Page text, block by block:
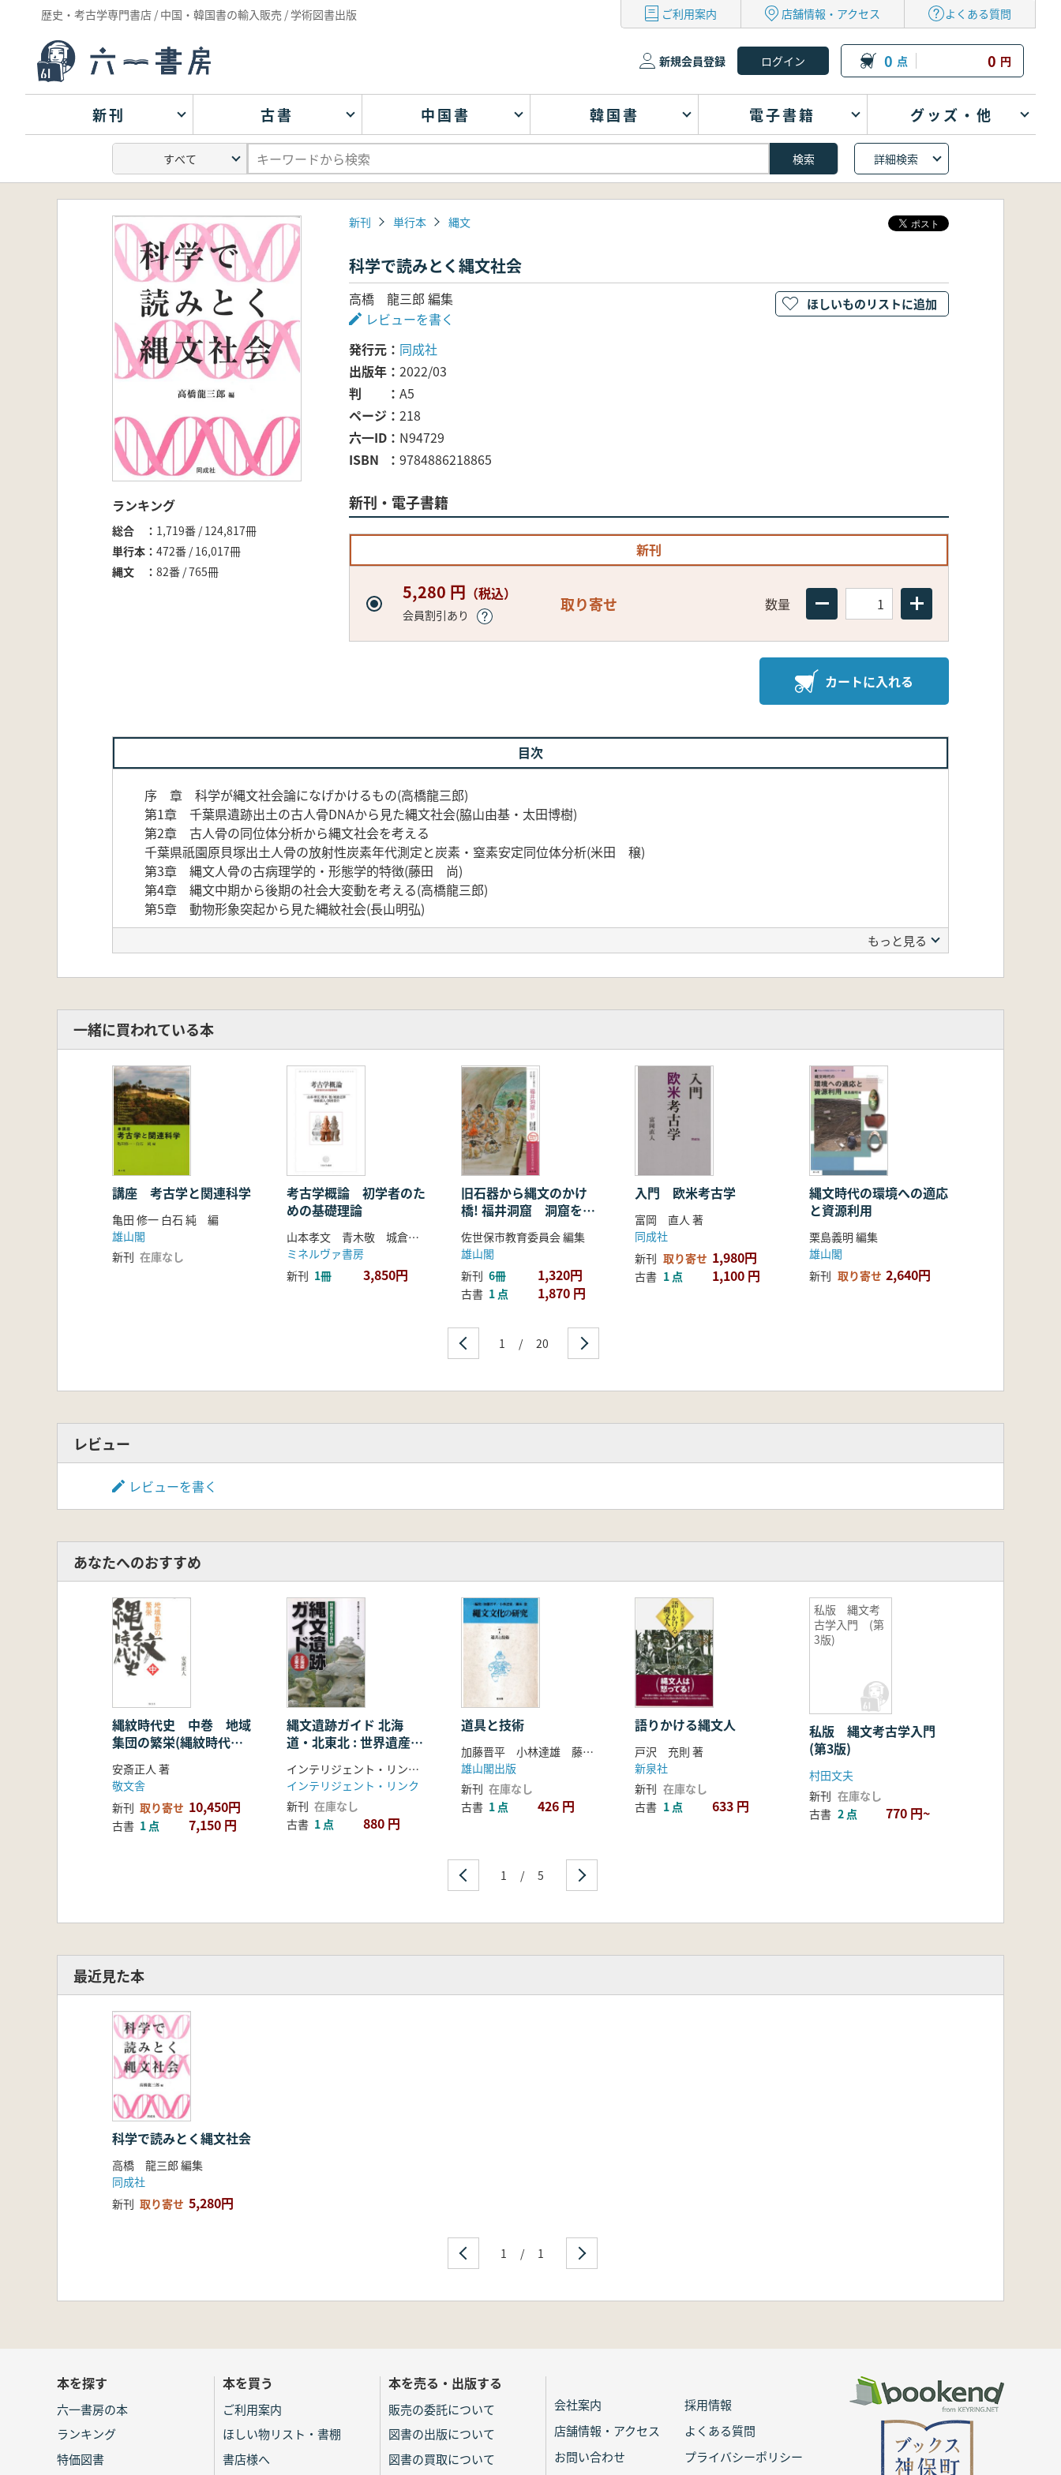
歴史・考古学専門書店 / 中国・韓国書の輸入販売 / 学術図書出版 ご利用案内 店舗情報・アクセス よくある質問
新規会員登録 0 点 0 円
新刊 古書 中国書 韓国書 電子書籍 グッズ・他
詳細検索
ランキング
総合
1,719番 / 124,817冊
単行本
472番 / 16,017冊
縄文
82番 / 765冊
新刊 単行本 縄文
科学で読みとく縄文社会
高橋 龍三郎 編集
レビューを書く
発行元
同成社
出版年
2022/03
判
A5
ページ
218
六一ID
N94729
ISBN
9784886218865
新刊・電子書籍
新刊
5,280 円 （税込）
会員割引あり
取り寄せ 数量
カートに入れる
ほしいものリストに追加
目次
序 章 科学が縄文社会論になげかけるもの(高橋龍三郎)
第1章 千葉県遺跡出土の古人骨DNAから見た縄文社会(脇山由基・太田博樹)
第2章 古人骨の同位体分析から縄文社会を考える
千葉県祇園原貝塚出土人骨の放射性炭素年代測定と炭素・窒素安定同位体分析(米田 穣)
第3章 縄文人骨の古病理学的・形態学的特徴(藤田 尚)
第4章 縄文中期から後期の社会大変動を考える(高橋龍三郎)
第5章 動物形象突起から見た縄紋社会(長山明弘)
もっと見る
一緒に買われている本
講座 考古学と関連科学
亀田 修一 白石 純 編
雄山閣
新刊 在庫なし
考古学概論 初学者のた
めの基礎理論
山本孝文 青木敬 城倉正祥 寺前直人 浜田晋介 著
ミネルヴァ書房
新刊 1冊 3,850円
旧石器から縄文のかけ
橋! 福井洞窟 洞窟を利
用し続けた大昔の人々
佐世保市教育委員会 編集
雄山閣
新刊 6冊 1,320円
古書 1 点 1,870 円
入門 欧米考古学
富岡 直人 著
同成社
新刊 取り寄せ 1,980円
古書 1 点 1,100 円
縄文時代の環境への適応
と資源利用
栗島義明 編集
雄山閣
新刊 取り寄せ 2,640円
1 / 20
レビュー
レビューを書く
あなたへのおすすめ
縄紋時代史 中巻 地域
集団の繁栄(縄紋時代
早・前・中期)
安斎正人 著
敬文舎
新刊 取り寄せ 10,450円
古書 1 点 7,150 円
縄文遺跡ガイド 北海
道・北東北 : 世界遺産を
インテリジェント・リンク地域資源研究所 編
インテリジェント・リンク
新刊 在庫なし
古書 1 点 880 円
道具と技術
加藤晋平 小林達雄 藤本強 編
雄山閣出版
新刊 在庫なし
古書 1 点 426 円
語りかける縄文人
戸沢 充則 著
新泉社
新刊 在庫なし
古書 1 点 633 円
私版 縄文考
古学入門 (第
3版)
私版 縄文考古学入門
(第3版)
村田文夫
新刊 在庫なし
古書 2 点 770 円~
1 / 5
最近見た本
科学で読みとく縄文社会
高橋 龍三郎 編集
同成社
新刊 取り寄せ 5,280円
1 / 1
本を探す
六一書房の本
ランキング
特価図書
本を買う
ご利用案内
ほしい物リスト・書棚
書店様へ
本を売る・出版する
販売の委託について
図書の出版について
図書の買取について
会社案内
採用情報
店舗情報・アクセス
よくある質問
お問い合わせ
プライバシーポリシー